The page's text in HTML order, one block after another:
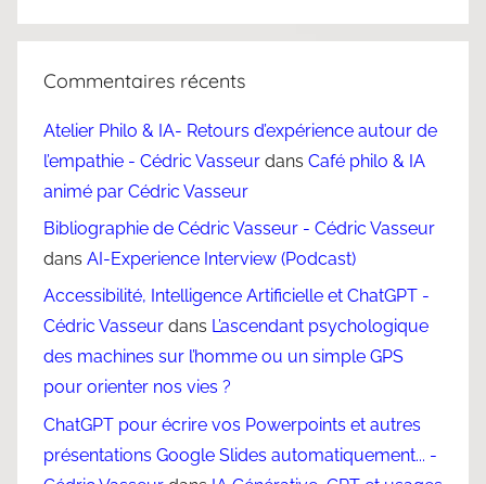
Commentaires récents
Atelier Philo & IA- Retours d’expérience autour de
l’empathie - Cédric Vasseur dans Café philo & IA
animé par Cédric Vasseur
Bibliographie de Cédric Vasseur - Cédric Vasseur
dans AI-Experience Interview (Podcast)
Accessibilité, Intelligence Artificielle et ChatGPT -
Cédric Vasseur dans L’ascendant psychologique
des machines sur l’homme ou un simple GPS
pour orienter nos vies ?
ChatGPT pour écrire vos Powerpoints et autres
présentations Google Slides automatiquement... -